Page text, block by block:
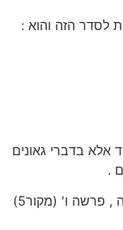
אלא בדברי גאונים
.
מספר המסכתות במשנה : שיר השירים רבה , פרשה ו' (מקור5)